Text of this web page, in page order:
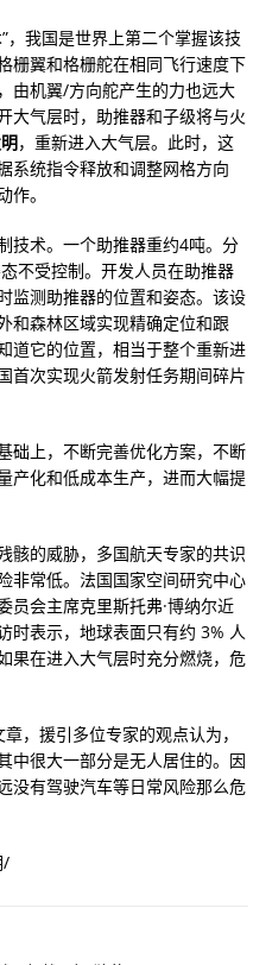
，我国是世界上第二个掌握该技
栅翼和格栅舵在相同飞行速度下
由机翼/方向舵产生的力也远大
大气层时，助推器和子级将与火
，重新进入大气层。此时，这
系统指令释放和调整网格方向
。
技术。一个助推器重约4吨。分
不受控制。开发人员在助推器
监测助推器的位置和姿态。该设
和森林区域实现精确定位和跟
道它的位置，相当于整个重新进
首次实现火箭发射任务期间碎片
础上，不断完善优化方案，不断
产化和低成本生产，进而大幅提
骸的威胁，多国航天专家的共识
非常低。法国国家空间研究中心
员会主席克里斯托弗·博纳尔近
时表示，地球表面只有约 3% 人
果在进入大气层时充分燃烧，危
，援引多位专家的观点认为，
中很大一部分是无人居住的。因
没有驾驶汽车等日常风险那么危
/